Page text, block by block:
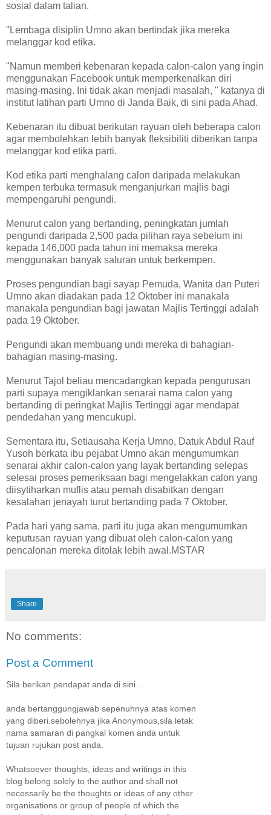
sosial dalam talian.
"Lembaga disiplin Umno akan bertindak jika mereka
melanggar kod etika.
"Namun memberi kebenaran kepada calon-calon yang ingin
menggunakan Facebook untuk memperkenalkan diri
masing-masing. Ini tidak akan menjadi masalah, " katanya di
institut latihan parti Umno di Janda Baik, di sini pada Ahad.
Kebenaran itu dibuat berikutan rayuan oleh beberapa calon
agar membolehkan lebih banyak fleksibiliti diberikan tanpa
melanggar kod etika parti.
Kod etika parti menghalang calon daripada melakukan
kempen terbuka termasuk menganjurkan majlis bagi
mempengaruhi pengundi.
Menurut calon yang bertanding, peningkatan jumlah
pengundi daripada 2,500 pada pilihan raya sebelum ini
kepada 146,000 pada tahun ini memaksa mereka
menggunakan banyak saluran untuk berkempen.
Proses pengundian bagi sayap Pemuda, Wanita dan Puteri
Umno akan diadakan pada 12 Oktober ini manakala
manakala pengundian bagi jawatan Majlis Tertinggi adalah
pada 19 Oktober.
Pengundi akan membuang undi mereka di bahagian-
bahagian masing-masing.
Menurut Tajol beliau mencadangkan kepada pengurusan
parti supaya mengiklankan senarai nama calon yang
bertanding di peringkat Majlis Tertinggi agar mendapat
pendedahan yang mencukupi.
Sementara itu, Setiausaha Kerja Umno, Datuk Abdul Rauf
Yusoh berkata ibu pejabat Umno akan mengumumkan
senarai akhir calon-calon yang layak bertanding selepas
selesai proses pemeriksaan bagi mengelakkan calon yang
diisytiharkan muflis atau pernah disabitkan dengan
kesalahan jenayah turut bertanding pada 7 Oktober.
Pada hari yang sama, parti itu juga akan mengumumkan
keputusan rayuan yang dibuat oleh calon-calon yang
pencalonan mereka ditolak lebih awal.MSTAR
Share
No comments:
Post a Comment
Sila berikan pendapat anda di sini .
anda bertanggungjawab sepenuhnya atas komen
yang diberi.sebolehnya jika Anonymous,sila letak
nama samaran di pangkal komen anda untuk
tujuan rujukan post anda.
Whatsoever thoughts, ideas and writings in this
blog belong solely to the author and shall not
necessarily be the thoughts or ideas of any other
organisations or group of people of which the